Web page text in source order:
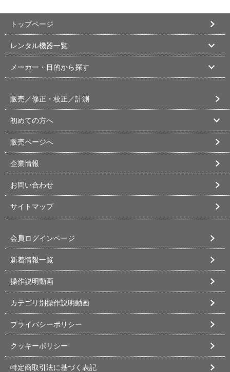
トップページ
レンタル機器一覧
メーカー・目的から探す
販売／修正・校正／計測
初めての方へ
販売ページへ
企業情報
お問い合わせ
サイトマップ
会員ログインページ
新着情報一覧
操作説明動画
カテゴリ別操作説明動画
プライバシーポリシー
クッキーポリシー
特定商取引法に基づく表記